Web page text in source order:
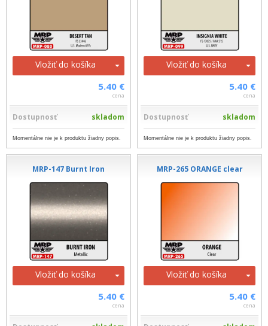
Vložiť do košíka
5.40 €
cena
Dostupnosť skladom
Momentálne nie je k produktu žiadny popis.
Vložiť do košíka
5.40 €
cena
Dostupnosť skladom
Momentálne nie je k produktu žiadny popis.
MRP-147 Burnt Iron
Vložiť do košíka
5.40 €
cena
MRP-265 ORANGE clear
Vložiť do košíka
5.40 €
cena